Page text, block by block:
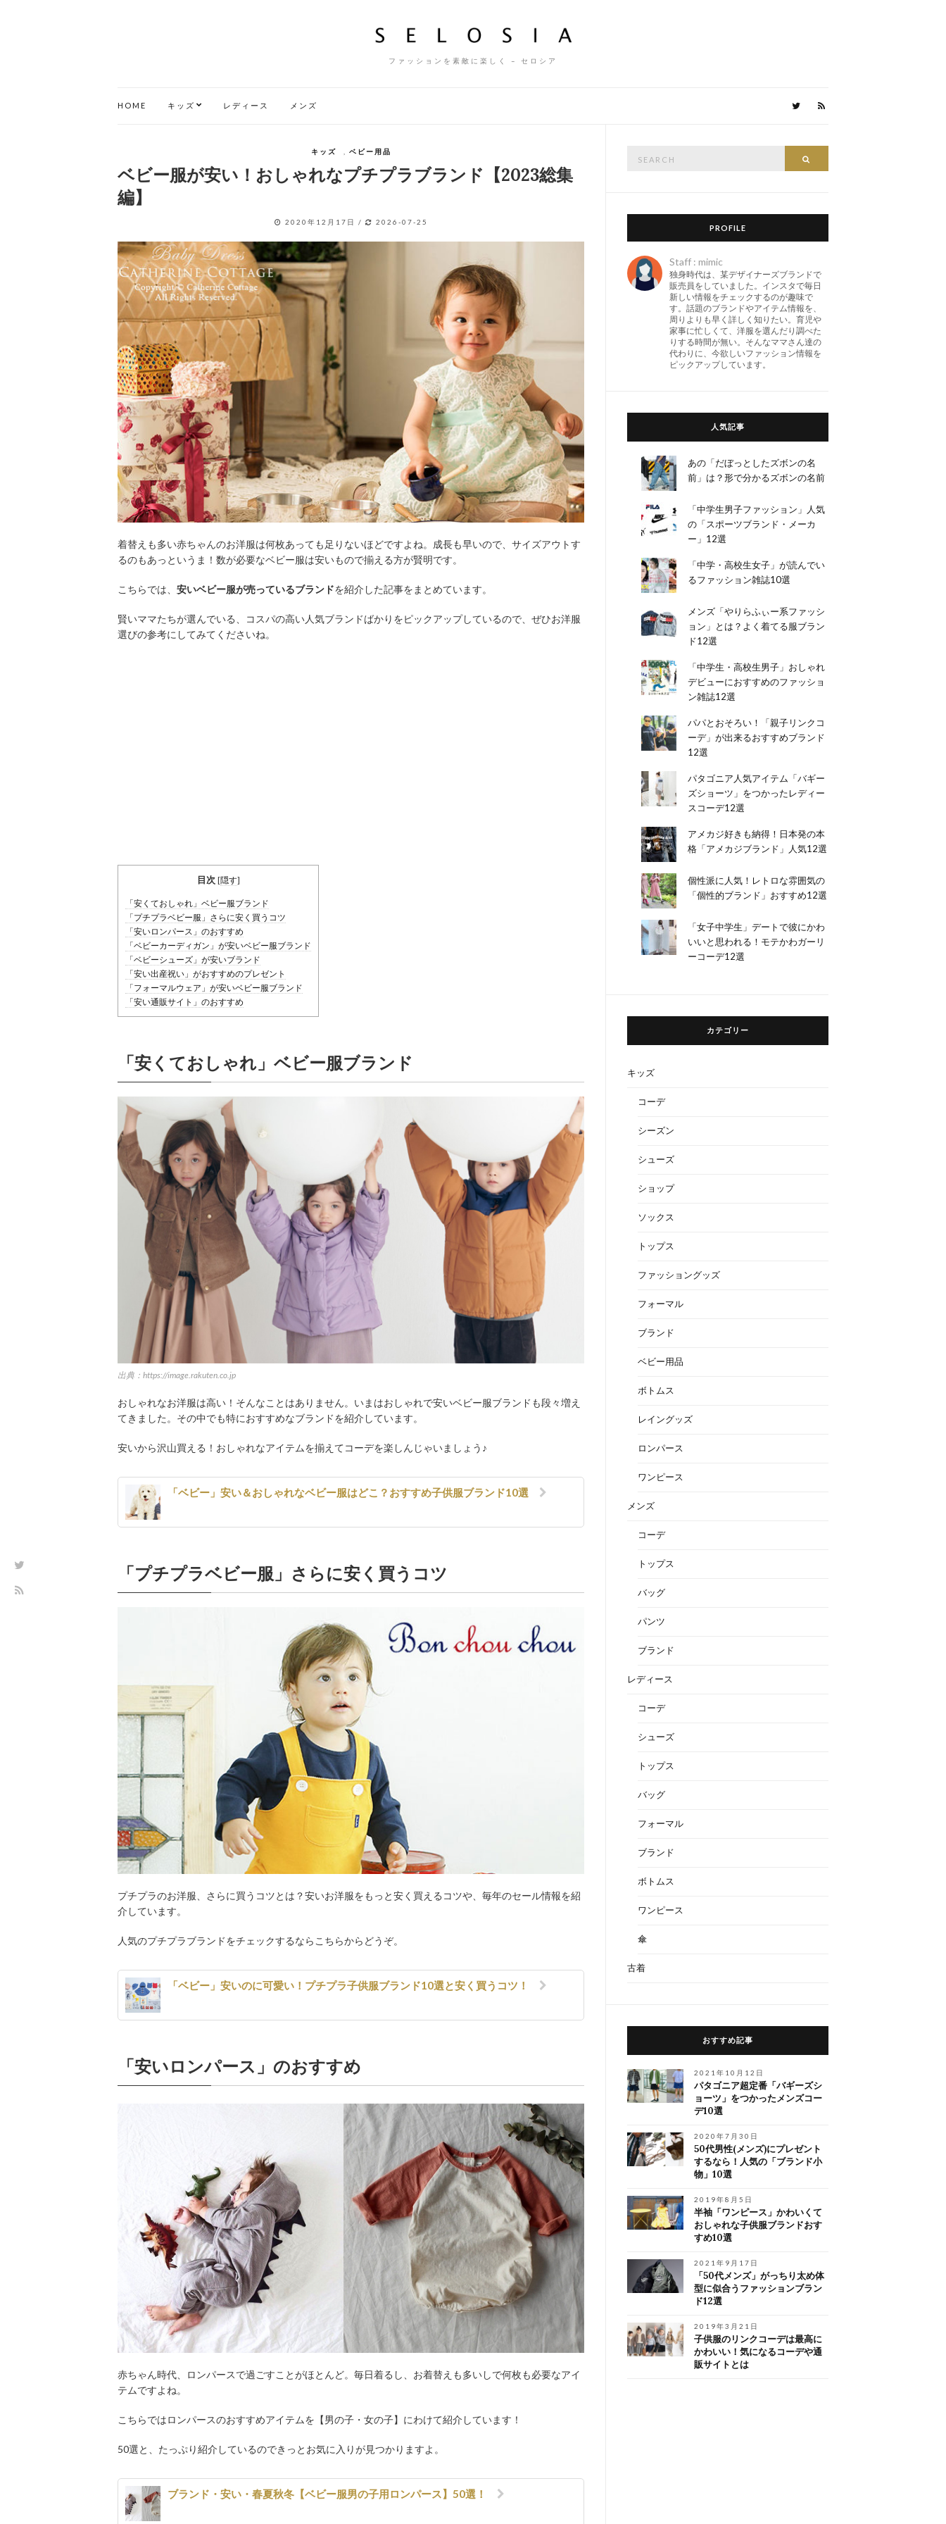
ファッションを素敵に楽しく – セロシア
HOME キッズ レディース メンズ
キッズ ベビー用品
ベビー服が安い！おしゃれなプチプラブランド【2023総集
編】
2020年12月17日 / 2026-07-25
着替えも多い赤ちゃんのお洋服は何枚あっても足りないほどですよね。成長も早いので、サイズアウトす
るのもあっというま！数が必要なベビー服は安いもので揃える方が賢明です。
こちらでは、 安いベビー服が売っているブランドを紹介した記事をまとめています。
賢いママたちが選んでいる、コスパの高い人気ブランドばかりをピックアップしているので、ぜひお洋服
選びの参考にしてみてくださいね。
目次 [隠す]
「安くておしゃれ」ベビー服ブランド
「プチプラベビー服」さらに安く買うコツ
「安いロンパース」のおすすめ
「ベビーカーディガン」が安いベビー服ブランド
「ベビーシューズ」が安いブランド
「安い出産祝い」がおすすめのプレゼント
「フォーマルウェア」が安いベビー服ブランド
「安い通販サイト」のおすすめ
「安くておしゃれ」ベビー服ブランド
出典：https://image.rakuten.co.jp
おしゃれなお洋服は高い！そんなことはありません。いまはおしゃれで安いベビー服ブランドも段々増え
てきました。その中でも特におすすめなブランドを紹介しています。
安いから沢山買える！おしゃれなアイテムを揃えてコーデを楽しんじゃいましょう♪
「ベビー」安い＆おしゃれなベビー服はどこ？おすすめ子供服ブランド10選
「プチプラベビー服」さらに安く買うコツ
プチプラのお洋服、さらに買うコツとは？安いお洋服をもっと安く買えるコツや、毎年のセール情報を紹
介しています。
人気のプチプラブランドをチェックするならこちらからどうぞ。
「ベビー」安いのに可愛い！プチプラ子供服ブランド10選と安く買うコツ！
「安いロンパース」のおすすめ
赤ちゃん時代、ロンパースで過ごすことがほとんど。毎日着るし、お着替えも多いしで何枚も必要なアイ
テムですよね。
こちらではロンパースのおすすめアイテムを【男の子・女の子】にわけて紹介しています！
50選と、たっぷり紹介しているのできっとお気に入りが見つかりますよ。
ブランド・安い・春夏秋冬【ベビー服男の子用ロンパース】50選！
PROFILE
Staff : mimic
独身時代は、某デザイナーズブランドで
販売員をしていました。インスタで毎日
新しい情報をチェックするのが趣味で
す。話題のブランドやアイテム情報を、
周りよりも早く詳しく知りたい。育児や
家事に忙しくて、洋服を選んだり調べた
りする時間が無い。そんなママさん達の
代わりに、今欲しいファッション情報を
ピックアップしています。
人気記事
あの「だぼっとしたズボンの名
前」は？形で分かるズボンの名前
「中学生男子ファッション」人気
の「スポーツブランド・メーカ
ー」12選
「中学・高校生女子」が読んでい
るファッション雑誌10選
メンズ「やりらふぃー系ファッシ
ョン」とは？よく着てる服ブラン
ド12選
「中学生・高校生男子」おしゃれ
デビューにおすすめのファッショ
ン雑誌12選
パパとおそろい！「親子リンクコ
ーデ」が出来るおすすめブランド
12選
パタゴニア人気アイテム「バギー
ズショーツ」をつかったレディー
スコーデ12選
アメカジ好きも納得！日本発の本
格「アメカジブランド」人気12選
個性派に人気！レトロな雰囲気の
「個性的ブランド」おすすめ12選
「女子中学生」デートで彼にかわ
いいと思われる！モテかわガーリ
ーコーデ12選
カテゴリー
キッズ
コーデ
シーズン
シューズ
ショップ
ソックス
トップス
ファッショングッズ
フォーマル
ブランド
ベビー用品
ボトムス
レイングッズ
ロンパース
ワンピース
メンズ
コーデ
トップス
バッグ
パンツ
ブランド
レディース
コーデ
シューズ
トップス
バッグ
フォーマル
ブランド
ボトムス
ワンピース
傘
古着
おすすめ記事
2021年10月12日
パタゴニア超定番「バギーズシ
ョーツ」をつかったメンズコー
デ10選
2020年7月30日
50代男性(メンズ)にプレゼント
するなら！人気の「ブランド小
物」10選
2019年8月5日
半袖「ワンピース」かわいくて
おしゃれな子供服ブランドおす
すめ10選
2021年9月17日
「50代メンズ」がっちり太め体
型に似合うファッションブラン
ド12選
2019年3月21日
子供服のリンクコーデは最高に
かわいい！気になるコーデや通
販サイトとは